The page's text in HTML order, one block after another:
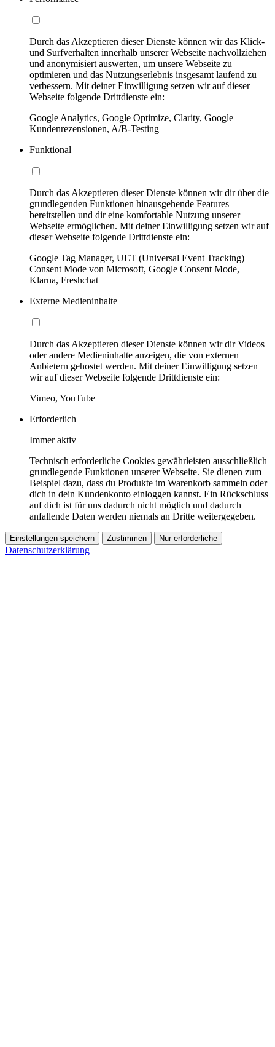
Durch das Akzeptieren dieser Dienste können wir das Klick-
und Surfverhalten innerhalb unserer Webseite nachvollziehen
und anonymisiert auswerten, um unsere Webseite zu
optimieren und das Nutzungserlebnis insgesamt laufend zu
verbessern. Mit deiner Einwilligung setzen wir auf dieser
Webseite folgende Drittdienste ein:
Google Analytics, Google Optimize, Clarity, Google
Kundenrezensionen, A/B-Testing
Funktional
Durch das Akzeptieren dieser Dienste können wir dir über die
grundlegenden Funktionen hinausgehende Features
bereitstellen und dir eine komfortable Nutzung unserer
Webseite ermöglichen. Mit deiner Einwilligung setzen wir auf
dieser Webseite folgende Drittdienste ein:
Google Tag Manager, UET (Universal Event Tracking)
Consent Mode von Microsoft, Google Consent Mode,
Klarna, Freshchat
Externe Medieninhalte
Durch das Akzeptieren dieser Dienste können wir dir Videos
oder andere Medieninhalte anzeigen, die von externen
Anbietern gehostet werden. Mit deiner Einwilligung setzen
wir auf dieser Webseite folgende Drittdienste ein:
Vimeo, YouTube
Erforderlich
Immer aktiv
Technisch erforderliche Cookies gewährleisten ausschließlich
grundlegende Funktionen unserer Webseite. Sie dienen zum
Beispiel dazu, dass du Produkte im Warenkorb sammeln oder
dich in dein Kundenkonto einloggen kannst. Ein Rückschluss
auf dich ist für uns dadurch nicht möglich und dadurch
anfallende Daten werden niemals an Dritte weitergegeben.
Einstellungen speichern Zustimmen Nur erforderliche
Datenschutzerklärung